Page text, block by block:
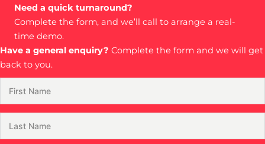
Need a quick turnaround?
Complete the form, and we’ll call to arrange a real-
time demo.
Have a general enquiry? Complete the form and we will get
back to you.